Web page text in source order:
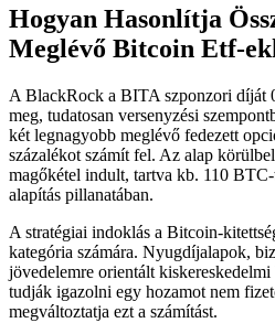
Hogyan Hasonlítja
Meglévő Bitcoin Etf-
A BlackRock a BITA szponzori díját
meg, tudatosan versenyzési
két legnagyobb meglévő fedezett
százalékot számít fel. Az alap
magőkétel indult, tartva kb. 110
alapítás pillanatában.
A stratégiai indoklás a Bitcoin-
kategória számára. Nyugdíjalapok,
jövedelemre orientált
tudják igazolni egy hozamot nem
megváltoztatja ezt a számítást.